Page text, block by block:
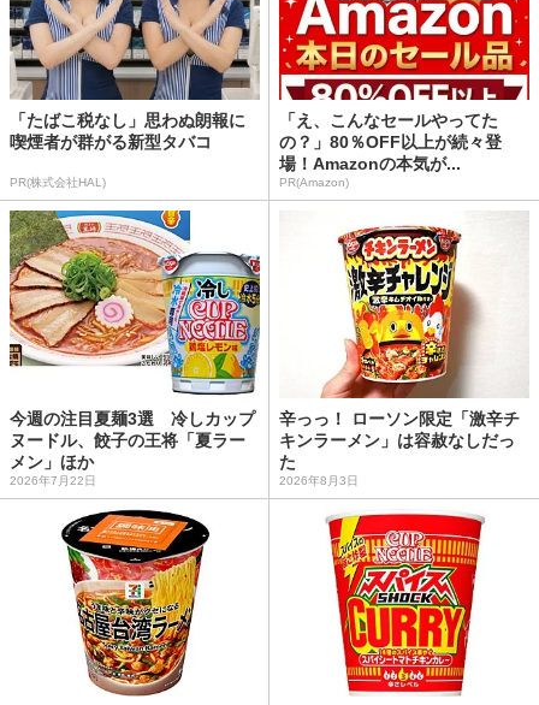
「たばこ税なし」思わぬ朗報に
喫煙者が群がる新型タバコ
PR(株式会社HAL)
「え、こんなセールやってた
の？」80％OFF以上が続々登
場！Amazonの本気が...
PR(Amazon)
今週の注目夏麺3選 冷しカップ
ヌードル、餃子の王将「夏ラー
メン」ほか
2026年7月22日
辛っっ！ ローソン限定「激辛チ
キンラーメン」は容赦なしだっ
た
2026年8月3日